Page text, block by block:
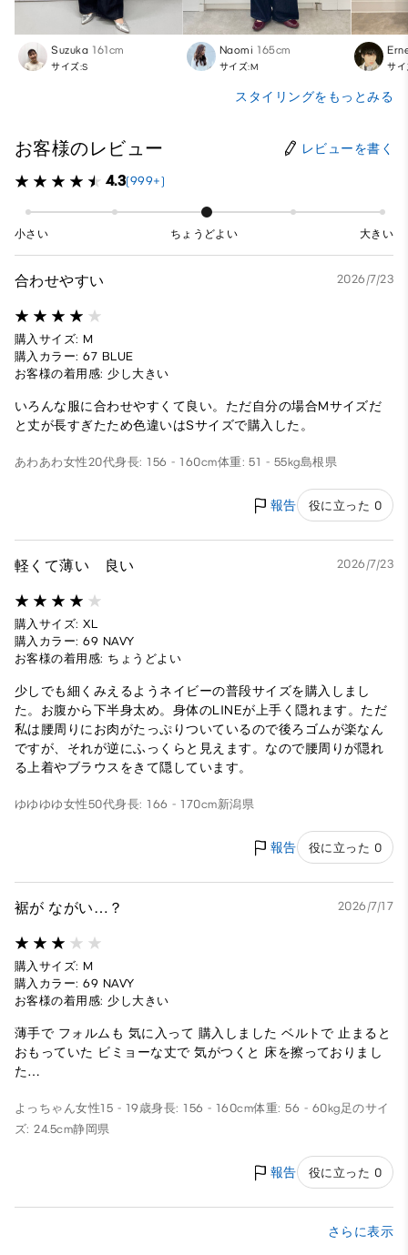
Suzuka 161cm
サイズ:S
Naomi 165cm
サイズ:M サ
スタイリングをもっとみる
お客様のレビュー レビューを書く
4.3(999+)
小さい ちょうどよい 大きい
合わせやすい 2026/7/23
購入サイズ: M
購入カラー: 67 BLUE
お客様の着用感: 少し大きい
いろんな服に合わせやすくて良い。ただ自分の場合Mサイズだ
と丈が長すぎたため色違いはSサイズで購入した。
あわあわ女性20代身長: 156 - 160cm体重: 51 - 55kg島根県
報告 役に立った 0
軽くて薄い 良い 2026/7/23
購入サイズ: XL
購入カラー: 69 NAVY
お客様の着用感: ちょうどよい
少しでも細くみえるようネイビーの普段サイズを購入しまし
た。お腹から下半身太め。身体のLINEが上手く隠れます。ただ
私は腰周りにお肉がたっぷりついているので後ろゴムが楽なん
ですが、それが逆にふっくらと見えます。なので腰周りが隠れ
る上着やブラウスをきて隠しています。
ゆゆゆゆ女性50代身長: 166 - 170cm新潟県
報告 役に立った 0
裾が ながい…？ 2026/7/17
購入サイズ: M
購入カラー: 69 NAVY
お客様の着用感: 少し大きい
薄手で フォルムも 気に入って 購入しました ベルトで 止まると
おもっていた ビミョーな丈で 気がつくと 床を擦っておりまし
た…
よっちゃん女性15 - 19歳身長: 156 - 160cm体重: 56 - 60kg足のサイ
ズ: 24.5cm静岡県
報告 役に立った 0
さらに表示